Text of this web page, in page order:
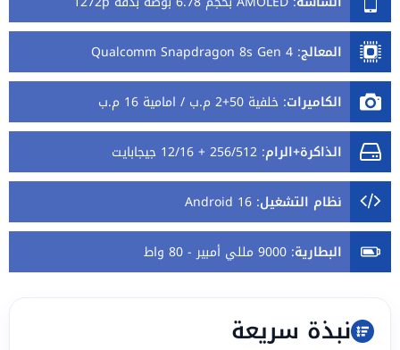
المعالج:
Qualcomm Snapdragon 8s Gen 4
الكاميرات: خلفية 50+2 م.ب / امامية 16 م.ب
الذاكرة+الرام: 256/512 + 12/16 جيجابايت
نظام التشغيل:
Android 16
البطارية: 9000 مللي أمبير - 80 واط
نبذة سريعة